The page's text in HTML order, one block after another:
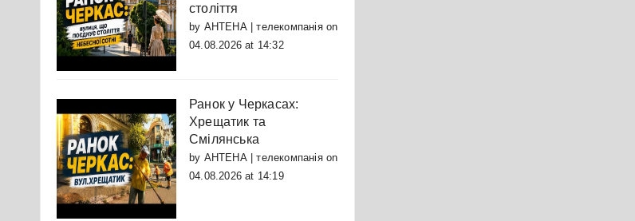
століття
by АНТЕНА | телекомпаніяon
04.08.2026 at 14:32
Ранок у Черкасах:
Хрещатик та
Смілянська
by АНТЕНА | телекомпаніяon
04.08.2026 at 14:19